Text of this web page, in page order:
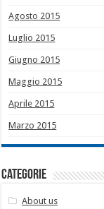
Agosto 2015
Luglio 2015
Giugno 2015
Maggio 2015
Aprile 2015
Marzo 2015
Categorie
About us